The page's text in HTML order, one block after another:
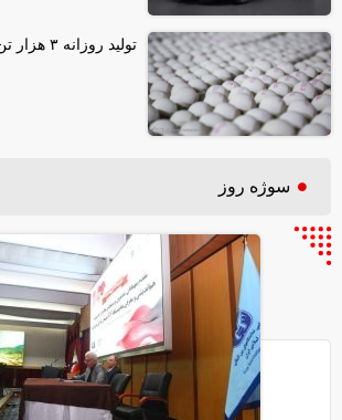
تولید روزانه ۳ هزار تن تخم مرغ در کشور
سوژه روز